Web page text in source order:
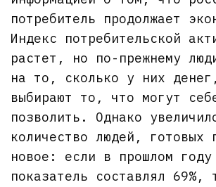
потребитель продолжает
Индекс потребительской
растет, но по-прежнему
на то, сколько у них
выбирают то, что могут
позволить. Однако
количество людей, готовых
новое: если в прошлом году
показатель составлял 69%,